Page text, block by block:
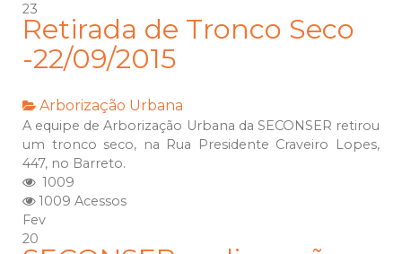
23
Retirada de Tronco Seco
-22/09/2015
Arborização Urbana
A equipe de Arborização Urbana da SECONSER retirou
um tronco seco, na Rua Presidente Craveiro Lopes,
447, no Barreto.
1009
1009 Acessos
Fev
20